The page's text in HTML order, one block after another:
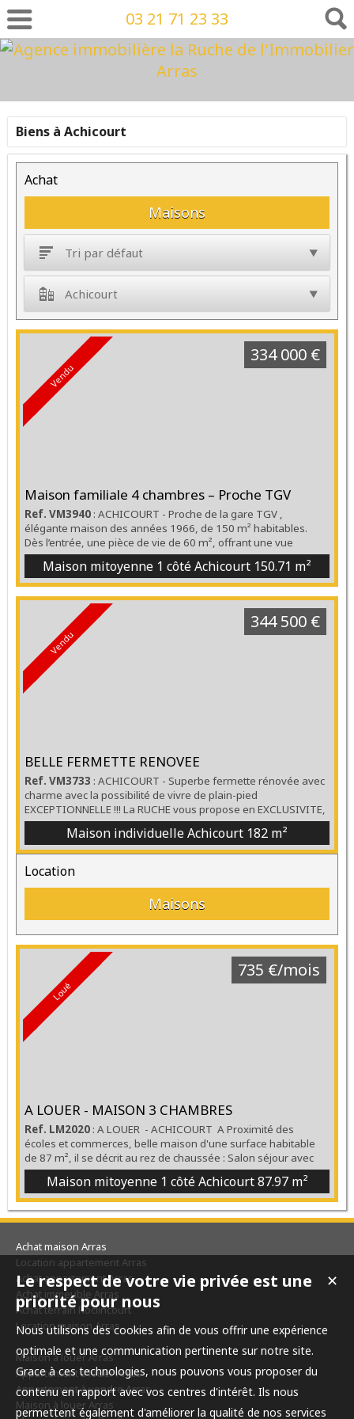
03 21 71 23 33
Biens à Achicourt
Achat
Maisons
Tri par défaut
Achicourt
Vendu
Maison familiale 4 chambres – Proche TGV
Ref. VM3940 : ACHICOURT - Proche de la gare TGV ,
élégante maison des années 1966, de 150 m² habitables.
Dès l’entrée, une pièce de vie de 60 m², offrant une vue
dégagée sur le jardin. Une cuisine contemporaine,
entièrement aménagée et équipée. À l’étage, quatre
chambres spacieuses, un dressing ainsi qu’une salle d’eau,
Côté extérieur et stationnement, un garage double ainsi que
de places de ...
Maison mitoyenne 1 côté Achicourt 150.71 m²
334 000 €
Vendu
BELLE FERMETTE RENOVEE
Ref. VM3733 : ACHICOURT - Superbe fermette rénovée avec
charme avec la possibilité de vivre de plain-pied
EXCEPTIONNELLE !!! La RUCHE vous propose en EXCLUSIVITE,
Située dans un environnement paisible et recherché, à
seulement 3 kilomètres de la gare d’Arras, cette magnifique
fermette des années 1900 entièrement rénovée avec soin
offre un cadre de vie idéal alliant charme de l’ancien et
confort...
Maison individuelle Achicourt 182 m²
344 500 €
Location
Maisons
Loué
A LOUER - MAISON 3 CHAMBRES
Ref. LM2020 : A LOUER - ACHICOURT A Proximité des
écoles et commerces, belle maison d'une surface habitable
de 87 m², il se décrit au rez de chaussée : Salon séjour avec
cheminée, une cuisine entièrement équipée, lingerie, une
véranda avec vue sur le jardin. A l'étage, 3 chambres, une
salle de bains. Double vitrage -Chauffage central gaz -
Garage 1 voiture. Libre de suite... Rare sur le ...
Maison mitoyenne 1 côté Achicourt87.97 m²
735 €/mois
Achat maison Arras
Location appartement Arras
Achat appartement Arras
Achat immeuble Arras
Achat terrain Roclincourt
Location maison Arras
Maison à louer Arras
Appartement à louer Arras
Appartement à vendre Arras
Maison à louer Arras
✕
Le respect de votre vie privée est une
priorité pour nous
Nous utilisons des cookies afin de vous offrir une expérience
optimale et une communication pertinente sur notre site.
Grace à ces technologies, nous pouvons vous proposer du
contenu en rapport avec vos centres d'intérêt. Ils nous
permettent également d'améliorer la qualité de nos services